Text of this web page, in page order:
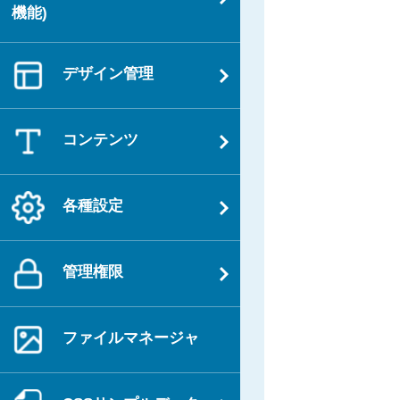
機能)
デザイン管理
コンテンツ
各種設定
管理権限
ファイルマネージャ